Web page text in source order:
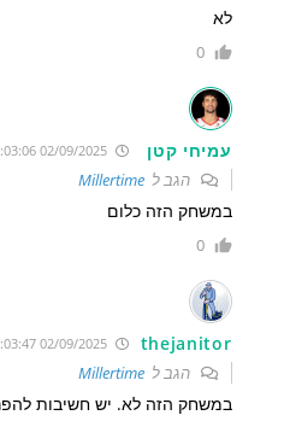
לא
0
עמיחי קטן
הגב לMillertime
במשחק הזה כלום
0
thejanitor
02/09/2025 17:03:47
הגב לMillertime
במשחק הזה לא. יש חשיבות